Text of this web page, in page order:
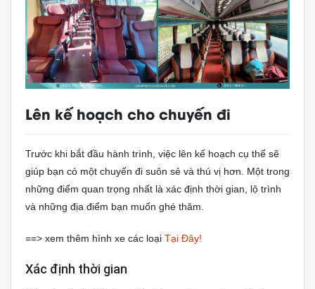
Lên kế hoạch cho chuyến đi
Trước khi bắt đầu hành trình, việc lên kế hoạch cụ thể sẽ
giúp bạn có một chuyến đi suôn sẻ và thú vị hơn. Một trong
những điểm quan trọng nhất là xác định thời gian, lộ trình
và những địa điểm bạn muốn ghé thăm.
==> xem thêm hình xe các loại Tại Đây!
Xác định thời gian